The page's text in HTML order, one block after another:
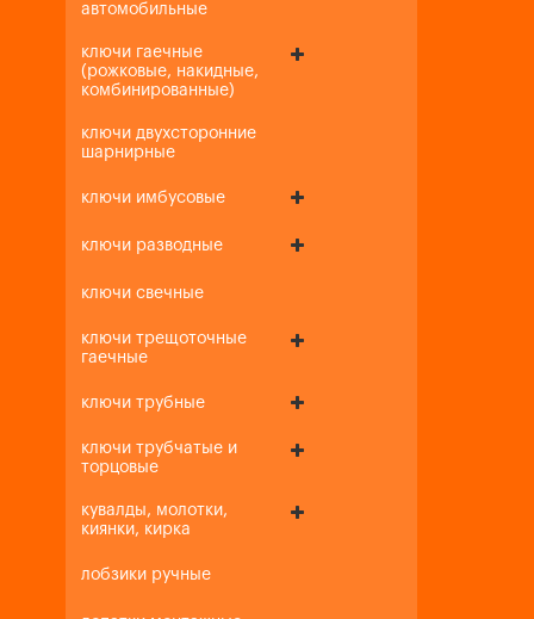
автомобильные
ключи гаечные
(рожковые, накидные,
комбинированные)
ключи двухсторонние
шарнирные
ключи имбусовые
ключи разводные
ключи свечные
ключи трещоточные
гаечные
ключи трубные
ключи трубчатые и
торцовые
кувалды, молотки,
киянки, кирка
лобзики ручные